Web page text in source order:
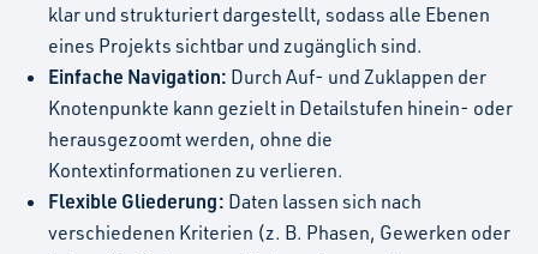
klar und strukturiert dargestellt, sodass alle Ebenen
eines Projekts sichtbar und zugänglich sind.
Einfache Navigation: Durch Auf- und Zuklappen der
Knotenpunkte kann gezielt in Detailstufen hinein- oder
herausgezoomt werden, ohne die
Kontextinformationen zu verlieren.
Flexible Gliederung: Daten lassen sich nach
verschiedenen Kriterien (z. B. Phasen, Gewerken oder